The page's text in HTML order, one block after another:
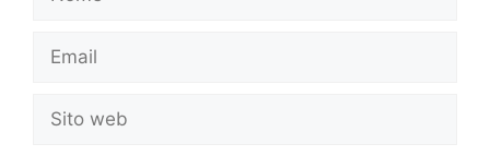
Email
Sito
web